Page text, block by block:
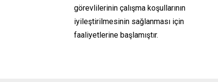
görevlilerinin çalışma koşullarının
iyileştirilmesinin sağlanması için
faaliyetlerine başlamıştır.